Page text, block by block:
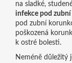
na sladké,
infekce pod
pod zubní
poškozená
k ostré bolesti.
Neméně důležitý